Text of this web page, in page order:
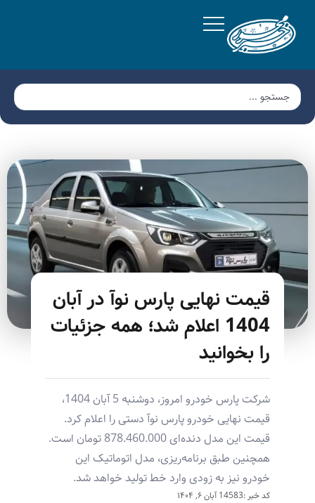
قیمت نهایی پارس نوآ در آبان
1404 اعلام شد؛ همه جزئیات
را بخوانید
شرکت پارس خودرو امروز، دوشنبه 5 آبان 1404،
قیمت نهایی خودرو پارس نوآ دستی را اعلام کرد.
قیمت این مدل دنده‌ای 878.460.000 تومان است.
همچنین طبق برنامه‌ریزی، مدل اتوماتیک این
خودرو نیز به زودی وارد خط تولید خواهد شد.
کد خبر :14583 آبان ۶, ۱۴۰۴